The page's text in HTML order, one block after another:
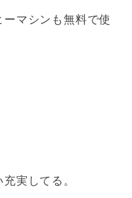
ーマシンも無料で使
実してる。